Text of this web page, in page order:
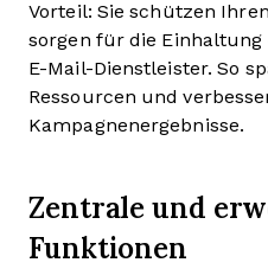
Vorteil: Sie schützen
sorgen für die
E-Mail-Dienstleister. So
Ressourcen und
Kampagnenergebnisse.
Zentrale und
Funktionen